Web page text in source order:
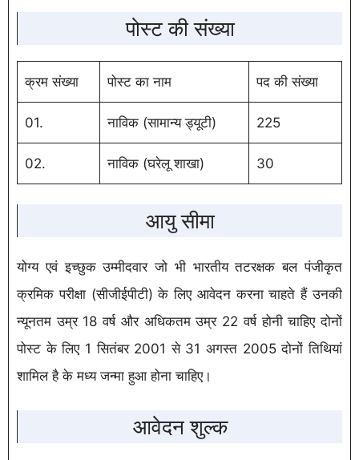
पोस्ट की संख्या
क्रम संख्या पोस्ट का नाम पद की संख्या
01. नाविक (सामान्य ड्यूटी) 225
02. नाविक (घरेलू शाखा) 30
आयु सीमा
योग्य एवं इच्छुक उम्मीदवार जो भी भारतीय तटरक्षक बल पंजीकृत
क्रमिक परीक्षा (सीजीईपीटी) के लिए आवेदन करना चाहते हैं उनकी
न्यूनतम उम्र 18 वर्ष और अधिकतम उम्र 22 वर्ष होनी चाहिए दोनों
पोस्ट के लिए 1 सितंबर 2001 से 31 अगस्त 2005 दोनों तिथियां
शामिल है के मध्य जन्मा हुआ होना चाहिए।
आवेदन शुल्क